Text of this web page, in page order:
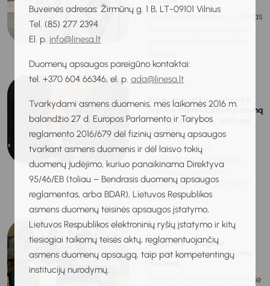
Buveinės adresas: Žirmūnų g. 1 B, LT-09101 Vilnius
Tel. (85) 277 2394
El. p. info@linesa.lt
Duomenų apsaugos pareigūno kontaktai:
tel. +370 604 66346, el. p. ada@linesa.lt
Tvarkydami asmens duomenis, mes laikomės 2016 m.
balandžio 27 d. Europos Parlamento ir Tarybos
reglamento 2016/679 dėl fizinių asmenų apsaugos
tvarkant asmens duomenis ir dėl laisvo tokių
duomenų judėjimo, kuriuo panaikinama Direktyva
95/46/EB (toliau – Bendrasis duomenų apsaugos
reglamentas, arba BDAR), Lietuvos Respublikos
asmens duomenų teisinės apsaugos įstatymo,
Lietuvos Respublikos elektroninių ryšių įstatymo ir kitų
tiesiogiai taikomų teisės aktų, reglamentuojančių
asmens duomenų apsaugą, taip pat kompetentingų
institucijų nurodymų.
Studijų pasirinkimas – vienas
2026-07-21
Kas kurs medijas, reklamą ir
stiprins informacinį atsparumą
– tokių specialistų reikia jau
šiandien
Jaunam žmogui,
besirenkančiam studijas,
dažnai užduodamas
klausimas: „Kuo nori būti?“.
Tačiau...
2026-07-20
Liepos 23 d. baigiasi
pagrindinio etapo prašymų
teikimas
Prašymų studijuoti aukštojoje